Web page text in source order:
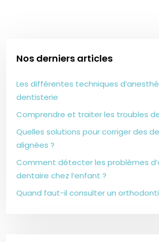
Nos derniers articles
Les différentes techniques
dentisterie
Comprendre et traiter les troubles
Quelles solutions pour corriger des
alignées ?
Comment détecter les problèmes
dentaire chez l’enfant ?
Quand faut-il consulter un